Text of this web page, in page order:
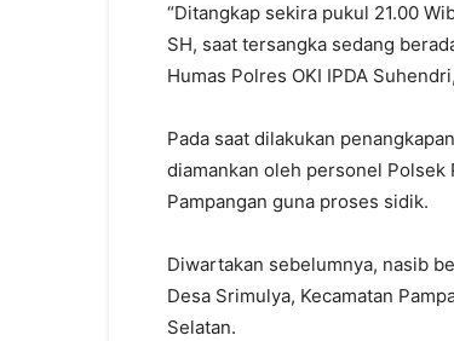
“Ditangkap sekira pukul 21.00
SH, saat tersangka sedang
Humas Polres OKI IPDA
Pada saat dilakukan
diamankan oleh personel Polsek
Pampangan guna proses sidik.
Diwartakan sebelumnya, nasib
Desa Srimulya, Kecamatan
Selatan.